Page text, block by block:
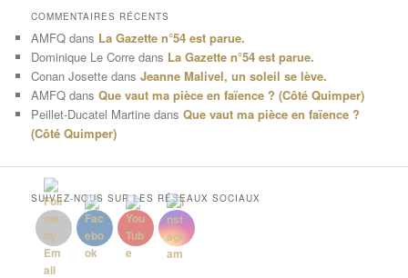
COMMENTAIRES RÉCENTS
AMFQ dans La Gazette n°54 est parue.
Dominique Le Corre dans La Gazette n°54 est parue.
Conan Josette dansJeanne Malivel, un soleil se lève.
AMFQ dansQue vaut ma pièce en faïence ? (Côté Quimper)
Peillet-Ducatel Martine dansQue vaut ma pièce en faïence ?
(Côté Quimper)
SUIVEZ-NOUS SUR LES RÉSEAUX SOCIAUX